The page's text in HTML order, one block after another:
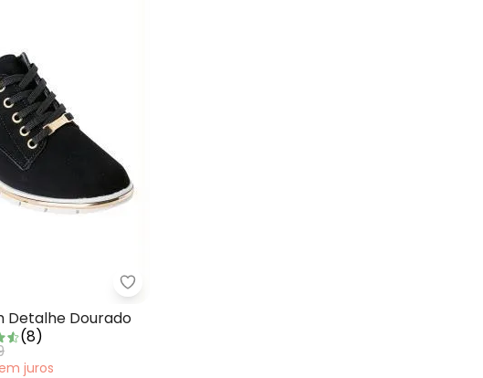
com Adereço DouradoPerfecta - Oxford Preto com Detalhe Dourado
Detalhe Dourado
(8)
juros